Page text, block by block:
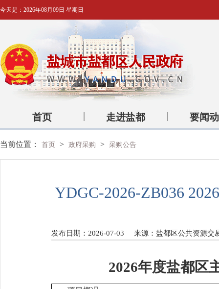
今天是： 2026年08月09日 星期日
首页 走进盐都 要闻
当前位置： 首页 > 政府采购 > 采购公告
YDGC-2026-ZB036
发布日期：2026-07-03 来源：盐都区公共资源交
2026年度盐都区